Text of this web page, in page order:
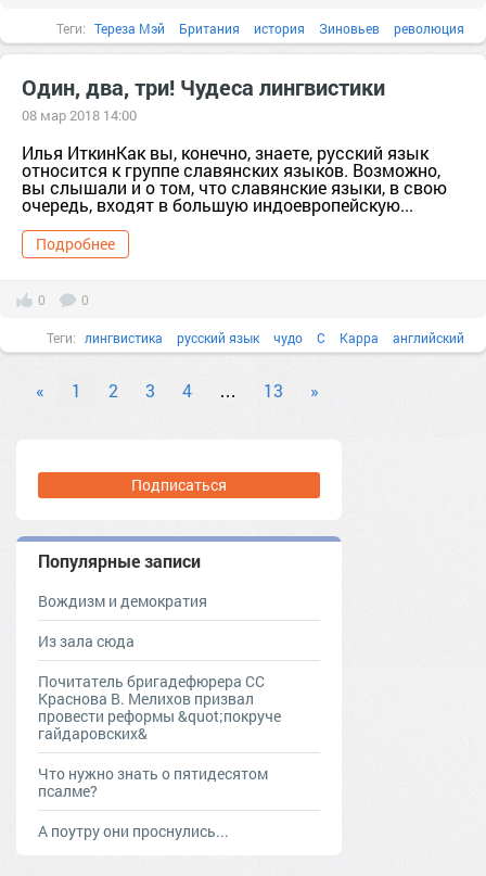
Теги: Тереза Мэй Британия история Зиновьев революция
Один, два, три! Чудеса лингвистики
08 мар 2018 14:00
Илья ИткинКак вы, конечно, знаете, русский язык
относится к группе славянских языков. Возможно,
вы слышали и о том, что славянские языки, в свою
очередь, входят в большую индоевропейскую...
Подробнее
0 0
Теги: лингвистика русский язык чудо C Kappa английский
« 1 2 3 4 … 13 »
Подписаться
Популярные записи
Вождизм и демократия
Из зала сюда
Почитатель бригадефюрера СС
Краснова В. Мелихов призвал
провести реформы &quot;покруче
гайдаровских&
Что нужно знать о пятидесятом
псалме?
А поутру они проснулись...